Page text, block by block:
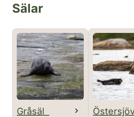
Sälar
Gråsäl